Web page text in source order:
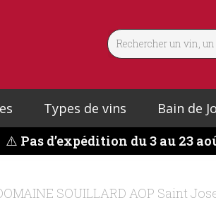
Types de vins Bain de
⚠️ Pas d’expédition du 3 au 23
SOUILLARD AOP Saint